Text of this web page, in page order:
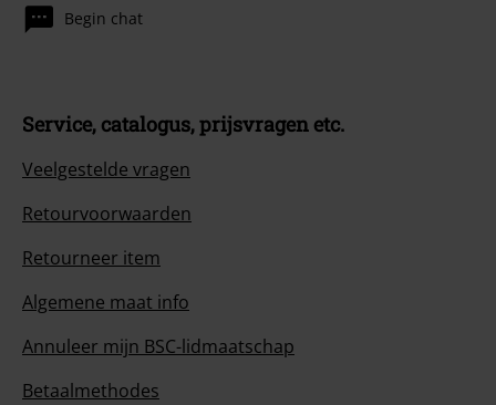
Begin chat
Service, catalogus, prijsvragen etc.
Veelgestelde vragen
Retourvoorwaarden
Retourneer item
Algemene maat info
Annuleer mijn BSC-lidmaatschap
Betaalmethodes